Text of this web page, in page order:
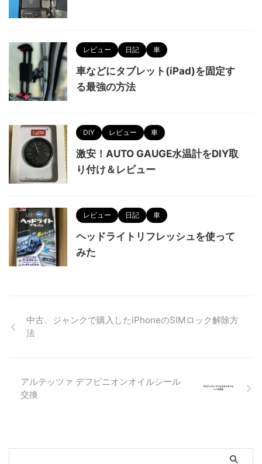
レビュー 日記 車
車などにタブレット(iPad)を固定す
る最強の方法
DIY レビュー 車
激安！AUTO GAUGE水温計をDIY取
り付け＆レビュー
レビュー 日記 車
ヘッドライトリフレッシュを使って
みた
中古、ジャンクで購入したiPhoneのSIMロック解除方
法
アルテッツァ デフピニオンオイルシール
交換